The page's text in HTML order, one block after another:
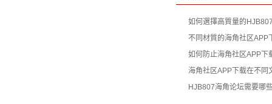
如何選擇高質量的
不同材質的海角社区APP
如何防止海角社区APP下
海角社区APP下载在不同
HJB807海角论坛需要哪